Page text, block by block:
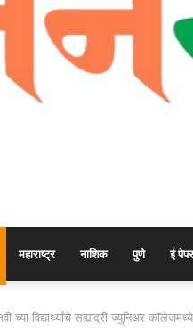
महाराष्ट्र नाशिक पुणे ई पेपर
च्या विद्यार्थ्यांचे सह्याद्री ज्युनिअर